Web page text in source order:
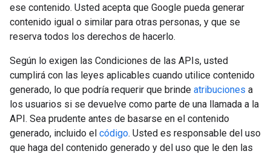
ese contenido. Usted acepta que Google pueda generar
contenido igual o similar para otras personas, y que se
reserva todos los derechos de hacerlo.
Según lo exigen las Condiciones de las APIs, usted
cumplirá con las leyes aplicables cuando utilice contenido
generado, lo que podría requerir que brinde atribuciones a
los usuarios si se devuelve como parte de una llamada a la
API. Sea prudente antes de basarse en el contenido
generado, incluido el código. Usted es responsable del uso
que haga del contenido generado y del uso que le den las